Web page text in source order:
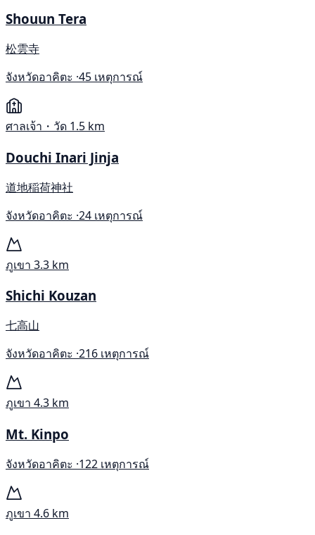
Shouun Tera
松雲寺
จังหวัดอาคิตะ ·45 เหตุการณ์
ศาลเจ้า・วัด 1.5 km
Douchi Inari Jinja
道地稲荷神社
จังหวัดอาคิตะ ·24 เหตุการณ์
ภูเขา 3.3 km
Shichi Kouzan
七高山
จังหวัดอาคิตะ ·216 เหตุการณ์
ภูเขา 4.3 km
Mt. Kinpo
จังหวัดอาคิตะ ·122 เหตุการณ์
ภูเขา 4.6 km